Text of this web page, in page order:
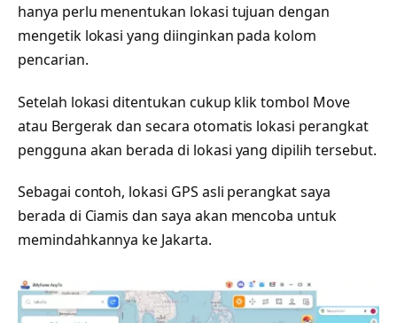
hanya perlu menentukan lokasi tujuan dengan
mengetik lokasi yang diinginkan pada kolom
pencarian.
Setelah lokasi ditentukan cukup klik tombol Move
atau Bergerak dan secara otomatis lokasi perangkat
pengguna akan berada di lokasi yang dipilih tersebut.
Sebagai contoh, lokasi GPS asli perangkat saya
berada di Ciamis dan saya akan mencoba untuk
memindahkannya ke Jakarta.